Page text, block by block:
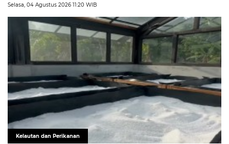
Selasa, 04 Agustus 2026 11:20 WIB
Kelautan dan Perikanan